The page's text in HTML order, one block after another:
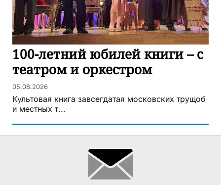
100-летний юбилей книги – с
театром и оркестром
05.08.2026
Культовая книга завсегдатая московских трущоб
и местных т...